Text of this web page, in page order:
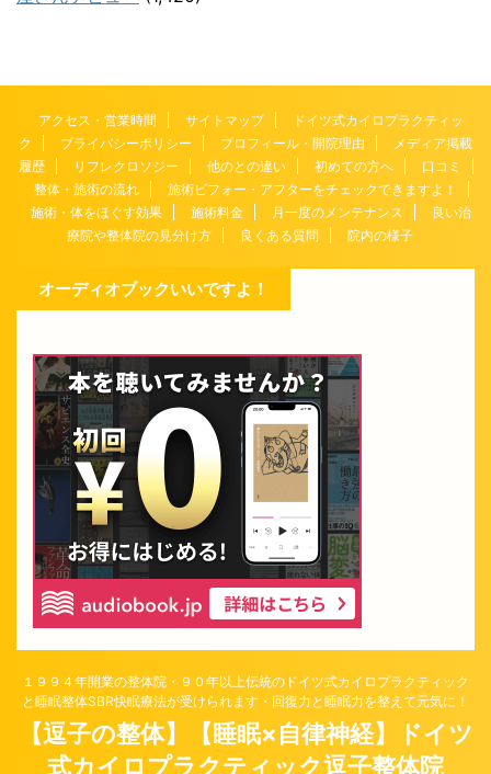
アクセス・営業時間 サイトマップ
ドイツ式カイロプラクティッ
ク
プライバシーポリシー プロフィール・開院理由
メディア掲載
履歴
リフレクロソジー 他のとの違い 初めての方へ
口コミ
整体・施術の流れ
施術ビフォー・アフターをチェックできますよ！
施術・体をほぐす効果
施術料金 月一度のメンテナンス
良い治
療院や整体院の見分け方
良くある質問 院内の様子
オーディオブックいいですよ！
１９９４年開業の整体院・９０年以上伝統のドイツ式カイロプラクティック
と睡眠整体SBR快眠療法が受けられます・回復力と睡眠力を整えて元気に！
【逗子の整体】【睡眠×自律神経】ドイツ
式カイロプラクティック逗子整体院